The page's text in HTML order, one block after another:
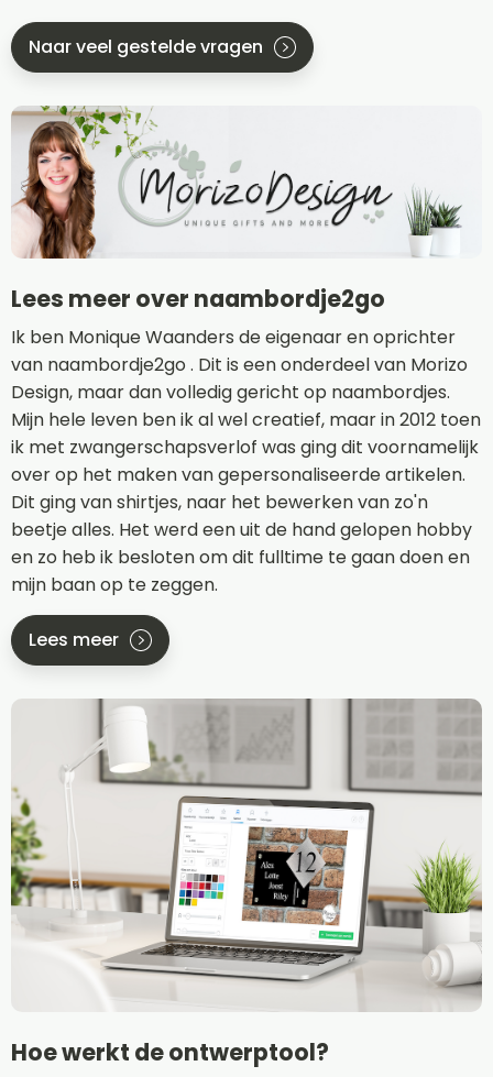
Naar veel gestelde vragen
Lees meer over naambordje2go
Ik ben Monique Waanders de eigenaar en oprichter
van naambordje2go . Dit is een onderdeel van Morizo
Design, maar dan volledig gericht op naambordjes.
Mijn hele leven ben ik al wel creatief, maar in 2012 toen
ik met zwangerschapsverlof was ging dit voornamelijk
over op het maken van gepersonaliseerde artikelen.
Dit ging van shirtjes, naar het bewerken van zo'n
beetje alles. Het werd een uit de hand gelopen hobby
en zo heb ik besloten om dit fulltime te gaan doen en
mijn baan op te zeggen.
Lees meer
Hoe werkt de ontwerptool?